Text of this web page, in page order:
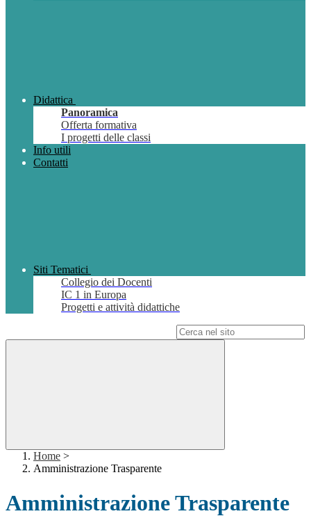
Didattica
Panoramica
Offerta formativa
I progetti delle classi
Info utili
Contatti
Siti Tematici
Collegio dei Docenti
IC 1 in Europa
Progetti e attività didattiche
Home >
Amministrazione Trasparente
Amministrazione Trasparente